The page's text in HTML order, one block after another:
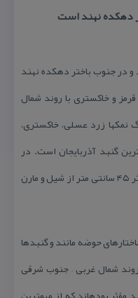
دهكده نهند است
و در جنوب باختر دهكده نهند
و خاكستری با روند شمال
نمكها زرد عسلی، خاكستری،
گنبد آذربایجان است. در
قسمتهای مركزی این گنبد لایه ای با حداكثر ۴۵ سانتی متر از شیل و مارن
حوضه مانند و گنبدها
شمال غربی – جنوب شرقی